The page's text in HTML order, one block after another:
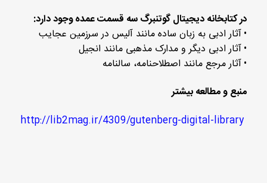
در کتابخانه دیجیتال گوتنبرگ سه قسمت عمده وجود دارد:
• آثار ادبی به زبان ساده مانند آلیس در سرزمین عجایب
• آثار ادبی دیگر و مدارک مذهبی مانند انجیل
• آثار مرجع مانند اصطلاحنامه، سالنامه
منبع و مطالعه بیشتر
http://lib2mag.ir/4309/gutenberg-digital-library